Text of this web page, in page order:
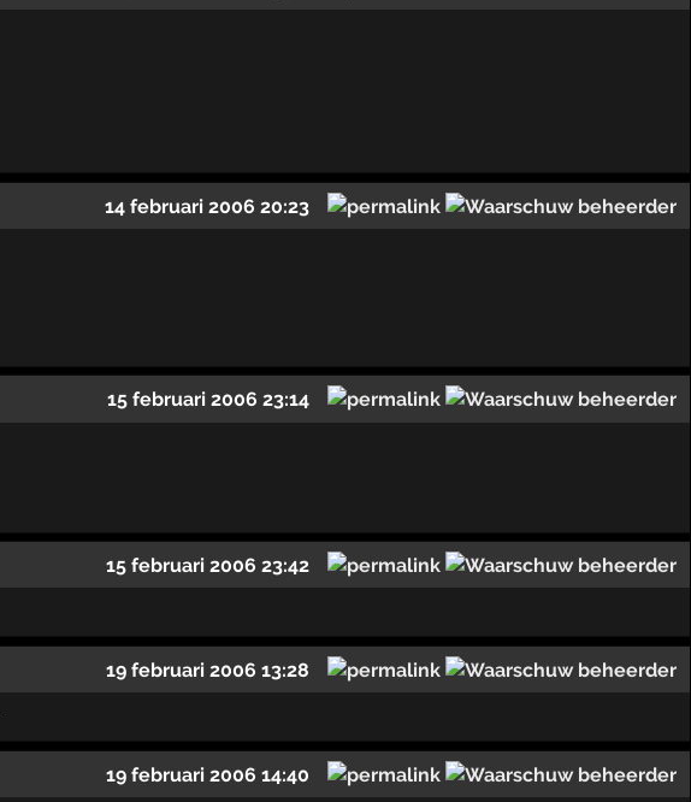
14 februari 2006 20:23
15 februari 2006 23:14
15 februari 2006 23:42
19 februari 2006 13:28
19 februari 2006 14:40